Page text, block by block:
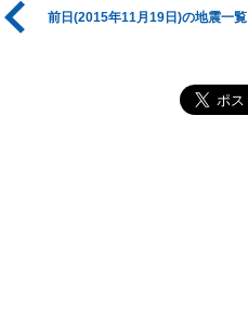
前日(2015年11月19日)の地震一覧